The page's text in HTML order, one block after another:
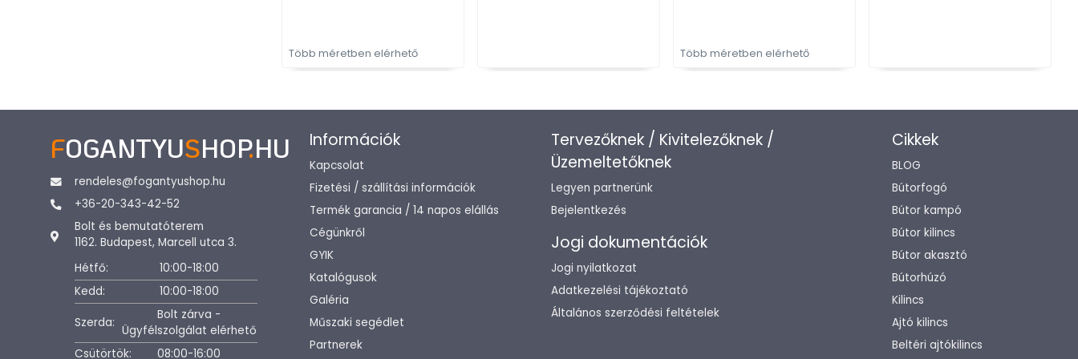
Több méretben elérhető Több méretben elérhető
FOGANTYUSHOP.HU
rendeles@fogantyushop.hu
+36-20-343-42-52
Bolt és bemutatóterem
1162. Budapest, Marcell utca 3.
Hétfő:
10:00-18:00
Kedd:
10:00-18:00
Szerda:
Bolt zárva -
Ügyfélszolgálat elérhető
Csütörtök:
08:00-16:00
Információk
Kapcsolat
Fizetési / szállítási információk
Termék garancia / 14 napos elállás
Cégünkről
GYIK
Katalógusok
Galéria
Műszaki segédlet
Partnerek
Tervezőknek / Kivitelezőknek /
Üzemeltetőknek
Legyen partnerünk
Bejelentkezés
Jogi dokumentációk
Jogi nyilatkozat
Adatkezelési tájékoztató
Általános szerződési feltételek
Cikkek
BLOG
Bútorfogó
Bútor kampó
Bútor kilincs
Bútor akasztó
Bútorhúzó
Kilincs
Ajtó kilincs
Beltéri ajtókilincs